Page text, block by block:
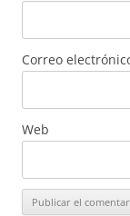
Correo
Web